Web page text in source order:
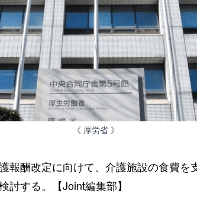
《 厚労省 》
報酬改定に向けて、介護施設の食費を
討する。【Joint編集部】